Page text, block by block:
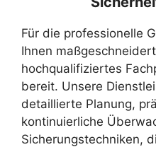
Für die professionelle
Ihnen
hochqualifiziertes
bereit. Unsere
detaillierte Planung,
kontinuierliche
Sicherungstechniken,